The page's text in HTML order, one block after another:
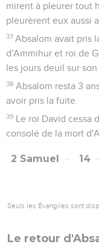
mirent à pleurer tout
pleurèrent eux aussi
37 Absalom avait pris
d'Ammihur et roi de
les jours deuil sur son
38 Absalom resta 3
avoir pris la fuite.
39 Le roi David cessa
consolé de la mort
2 Samuel 14
Seuls les Évangiles sont
Le retour